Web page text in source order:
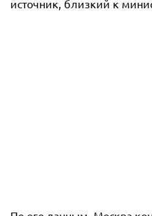
источник, близкий к